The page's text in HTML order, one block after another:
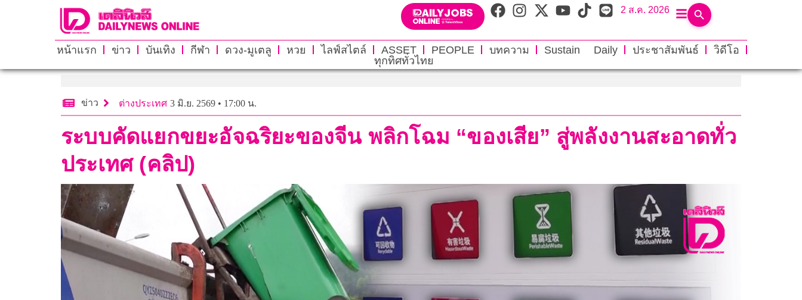
2 ส.ค. 2026
หน้าแรก ข่าว บันเทิง กีฬา ดวง-มูเตลู หวย ไลฟ์สไตล์ ASSET PEOPLE บทความ Sustain Daily ประชาสัมพันธ์
วิดีโอ
ทุกทิศทั่วไทย
ข่าว ต่างประเทศ 3 มิ.ย. 2569 • 17:00 น.
ระบบคัดแยกขยะอัจฉริยะของจีน พลิกโฉม “ของเสีย” สู่พลังงานสะอาดทั่ว
ประเทศ (คลิป)